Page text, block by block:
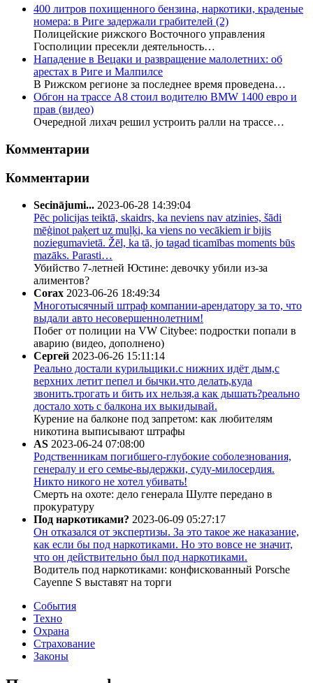
400 литров похищенного бензина, наркотики, краденые
номера: в Риге задержали грабителей (2)
Полицейские рижского Восточного управления
Госполиции пресекли деятельность…
Нападение в Вецаки и развращение малолетних: об
арестах в Риге и Малпилсе
В Рижском регионе за последнее время проведена…
Обгон на трассе А8 стоил водителю BMW 1400 евро и
прав (видео)
Очередной лихач решил устроить ралли на трассе…
Комментарии
Комментарии
Secinājumi... 2023-06-28 14:39:04
Pēc policijas teiktā, skaidrs, ka neviens nav atzinies, šādi
mēģinot paķert uz muļķi, ka viens no vecākiem ir bijis
noziegumavietā. Žēl, ka tā, jo tagad ticamības moments būs
mazāks. Parasti…
Убийство 7-летней Юстине: девочку убили из-за
алиментов?
Corax 2023-06-26 18:49:34
Многотысячный штраф компании-арендатору за то, что
выдали авто несовершеннолетним!
Побег от полиции на VW Citybee: подростки попали в
аварию (видео, дополнено)
Сергей 2023-06-26 15:11:14
Реально достали курильщики.с нижних идёт дым,с
верхних летит пепел и бычки.что делать,куда
звонить.трогать и бить их нельзя,а как дышать?реально
достало хоть с балкона их выкидывай.
Курение на балконе под запретом: как любителям
никотина выписывают штрафы
AS 2023-06-24 07:08:00
Родственникам погибшего-глубокие соболезнования,
генералу и его семье-выдержки, суду-милосердия.
Никто никого не хотел убивать!
Смерть на охоте: дело генерала Шулте передано в
прокуратуру
Под наркотиками? 2023-06-09 05:27:17
Он отказался от экспертизы. За это такое же наказание,
как если бы под наркотиками. Но это вовсе не значит,
что он действительно был под наркотиками.
Водитель под наркотиками: конфискованный Porsche
Cayenne S выставят на торги
События
Техно
Охрана
Страхование
Законы